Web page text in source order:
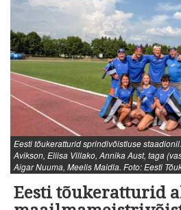
Eesti tõukeratturid sprindivõistluse
Avikson, Eliisa Villako, Annika Aust, taga
Aigar Nuuma, Meelis Maidla. Foto: Eesti
Eesti tõukeratturid